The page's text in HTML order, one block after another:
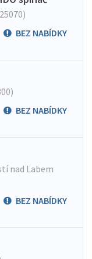
BEZ NABÍDKY
BEZ NABÍDKY
nad Labem
BEZ NABÍDKY